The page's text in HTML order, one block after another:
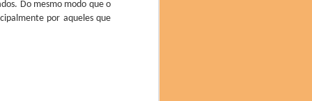
Do mesmo modo que o
por aqueles que
Científica
através de